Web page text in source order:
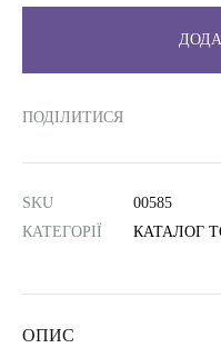
ПОДІЛИТИСЯ
SKU
00585
КАТЕГОРІЇ
КАТАЛОГ
ОПИС